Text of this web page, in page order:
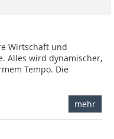
Wirtschaft und
Alles wird dynamischer,
Tempo. Die
mehr